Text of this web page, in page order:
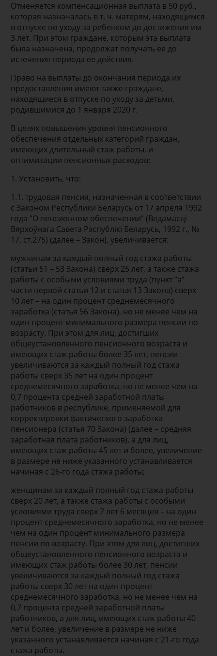
Отменяется компенсационная выплата в 50 руб.,
которая назначалась в т. ч. матерям, находящимся
в отпуске по уходу за ребенком до достижения им
3 лет. При этом граждане, которым эта выплата
была назначена, продолжат получать ее до
истечения периода ее действия.
Право на выплаты до окончания периода их
предоставления имеют также граждане,
находящиеся в отпуске по уходу за детьми,
родившимися до 1 января 2020 г.
В целях повышения уровня пенсионного
обеспечения отдельных категорий граждан,
имеющих длительный стаж работы, и
оптимизации пенсионных расходов:
1. Установить, что:
1.1. трудовая пенсия, назначенная в соответствии
с Законом Республики Беларусь от 17 апреля 1992
года ”О пенсионном обеспечении“ (Ведамасці
Вярхоўнага Савета Рэспублікі Беларусь, 1992 г., №
17, ст.275) (далее – Закон), увеличивается:
мужчинам за каждый полный год стажа работы
(статьи 51 – 53 Закона) сверх 25 лет, а также стажа
работы с особыми условиями труда (пункт ”а“
части первой статьи 12 и статья 13 Закона) сверх
10 лет – на один процент среднемесячного
заработка (статья 56 Закона), но не менее чем на
один процент минимального размера пенсии по
возрасту. При этом для лиц, достигших
общеустановленного пенсионного возраста и
имеющих стаж работы более 35 лет, пенсии
увеличиваются за каждый полный год стажа
работы сверх 35 лет на один процент
среднемесячного заработка, но не менее чем на
0,7 процента средней заработной платы
работников в республике, применяемой для
корректировки фактического заработка
пенсионера (статья 70 Закона) (далее – средняя
заработная плата работников), а для лиц,
имеющих стаж работы 45 лет и более, увеличение
в размере не ниже указанного устанавливается
начиная с 26-го года стажа работы;
женщинам за каждый полный год стажа работы
сверх 20 лет, а также стажа работы с особыми
условиями труда сверх 7 лет 6 месяцев – на один
процент среднемесячного заработка, но не менее
чем на один процент минимального размера
пенсии по возрасту. При этом для лиц, достигших
общеустановленного пенсионного возраста и
имеющих стаж работы более 30 лет, пенсии
увеличиваются за каждый полный год стажа
работы сверх 30 лет на один процент
среднемесячного заработка, но не менее чем на
0,7 процента средней заработной платы
работников, а для лиц, имеющих стаж работы 40
лет и более, увеличение в размере не ниже
указанного устанавливается начиная с 21-го года
стажа работы.